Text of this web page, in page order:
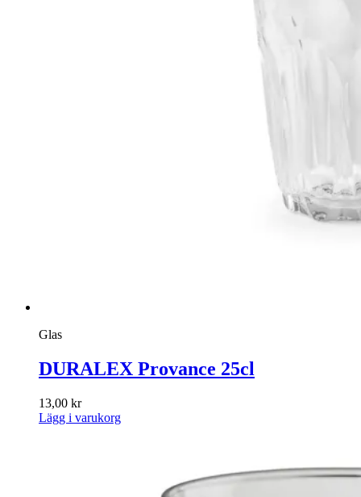
Glas
DURALEX Provance 25cl
13,00 kr
Lägg i varukorg